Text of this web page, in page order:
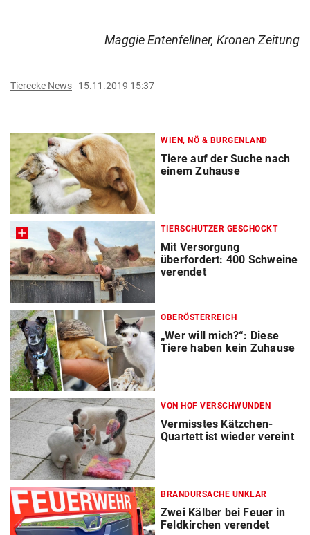
Maggie Entenfellner, Kronen Zeitung
Tierecke News 15.11.2019 15:37
WIEN, NÖ & BURGENLAND
Tiere auf der Suche nach
einem Zuhause
TIERSCHÜTZER GESCHOCKT
Mit Versorgung
überfordert: 400 Schweine
verendet
OBERÖSTERREICH
„Wer will mich?“: Diese
Tiere haben kein Zuhause
VON HOF VERSCHWUNDEN
Vermisstes Kätzchen-
Quartett ist wieder vereint
BRANDURSACHE UNKLAR
Zwei Kälber bei Feuer in
Feldkirchen verendet